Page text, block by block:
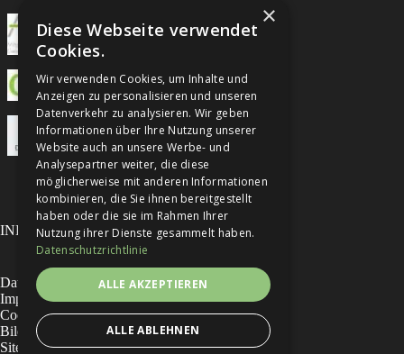
INFORMATIONEN
Datenschutzhinweise
Impressum
Cookies
Bildnachweise
Sitemap
×
Diese Webseite verwendet
Cookies.
Wir verwenden Cookies, um Inhalte und
Anzeigen zu personalisieren und unseren
Datenverkehr zu analysieren. Wir geben
Informationen über Ihre Nutzung unserer
Website auch an unsere Werbe- und
Analysepartner weiter, die diese
möglicherweise mit anderen Informationen
kombinieren, die Sie ihnen bereitgestellt
haben oder die sie im Rahmen Ihrer
Nutzung ihrer Dienste gesammelt haben.
Datenschutzrichtlinie
ALLE AKZEPTIEREN
ALLE ABLEHNEN